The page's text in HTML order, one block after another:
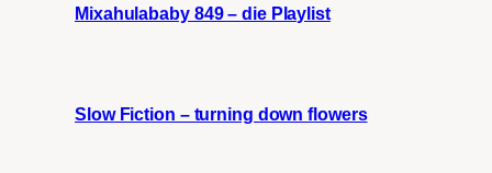
Mixahulababy 849 – die Playlist
Slow Fiction – turning down flowers